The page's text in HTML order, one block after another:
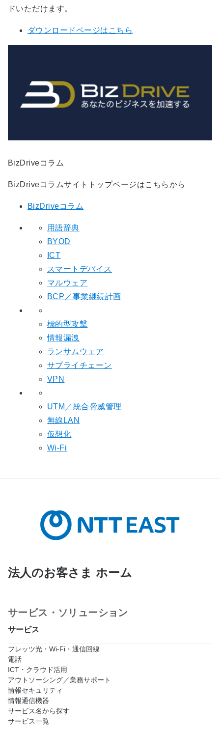
ドいただけます。
ダウンロードページはこちら
BizDriveコラム
BizDriveコラムサイトトップページはこちらから
BizDriveコラム
用語辞典
BYOD
ICT
スマートデバイス
マルウェア
BCP／事業継続計画
標的型攻撃
情報漏洩
ランサムウェア
サプライチェーン
VPN
UTM／統合脅威管理
無線LAN
仮想化
Wi-Fi
法人のお客さま ホーム
サービス・ソリューション
サービス
フレッツ光・Wi-Fi・通信回線
電話
ICT・クラウド活用
アウトソーシング／業務サポート
情報セキュリティ
情報通信機器
サービス名から探す
サービス一覧